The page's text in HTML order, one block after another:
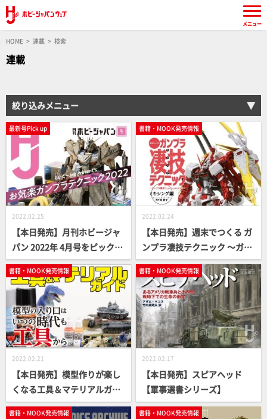
HOME 連載 検索
連載
絞り込みメニュー
最新号Pick up
2022.02.25
【本日発売】月刊ホビージャ
パン 2022年 4月号をピックア
ップ！
書籍・MOOK発売情報
2022.02.24
【本日発売】週末でつくる ガ
ンプラ凄技テクニック ～ガン
プラ簡単フィニッシュのスス
メ～ミキシング編【ガンプラ
HowTo MOOK】
書籍・MOOK発売情報
2022.02.21
【本日発売】模型作りが楽し
くなる工具＆マテリアルガイ
ド【月刊工具】
書籍・MOOK発売情報
2022.02.17
【本日発売】スピアヘッド
【軍事選書シリーズ】
書籍・MOOK発売情報 書籍・MOOK発売情報
メニュー